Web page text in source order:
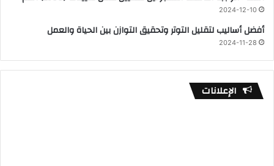
2024-12-10
أفضل أساليب لتقليل التوتر وتحقيق التوازن بين الحياة والعمل
2024-11-28
الإعلانات